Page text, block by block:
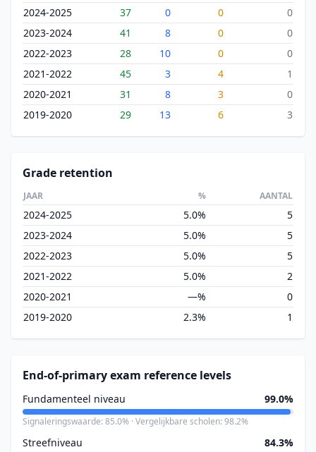
2024-2025 37 0 0
0
2023-2024
41 8 0
0
2022-2023
28 10 0
0
2021-2022
45 3 4
1
2020-2021
31 8 3
0
2019-2020
29 13 6 3
Grade retention
JAAR % AANTAL
2024-2025 5.0%
5
2023-2024
5.0%
5
2022-2023
5.0%
5
2021-2022
5.0%
2
2020-2021
—%
0
2019-2020
2.3% 1
End-of-primary exam reference levels
Fundamenteel niveau 99.0%
Signaleringswaarde: 85.0% · Vergelijkbare scholen: 98.2%
Streefniveau 84.3%